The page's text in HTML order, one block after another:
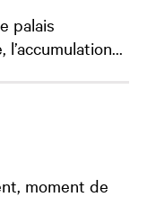
palais
moment de